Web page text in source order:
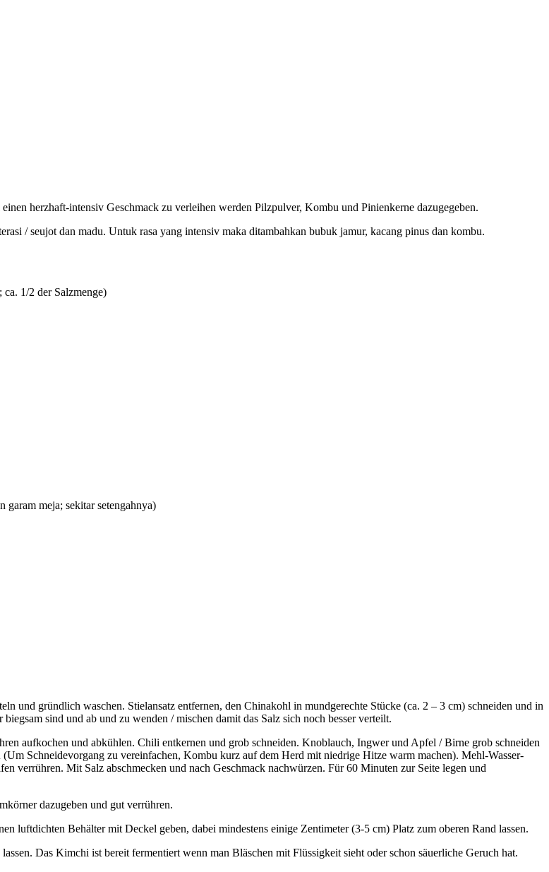
herzhaft-intensiv Geschmack zu verleihen werden Pilzpulver, Kombu und Pinienkerne dazugegeben.
/ seujot dan madu. Untuk rasa yang intensiv maka ditambahkan bubuk jamur, kacang pinus dan kombu.
1/2 der Salzmenge)
meja; sekitar setengahnya)
und gründlich waschen. Stielansatz entfernen, den Chinakohl in mundgerechte Stücke (ca. 2 – 3 cm) schneiden und in
sind und ab und zu wenden / mischen damit das Salz sich noch besser verteilt.
aufkochen und abkühlen. Chili entkernen und grob schneiden. Knoblauch, Ingwer und Apfel / Birne grob schneiden
Schneidevorgang zu vereinfachen, Kombu kurz auf dem Herd mit niedrige Hitze warm machen). Mehl-Wasser-
verrühren. Mit Salz abschmecken und nach Geschmack nachwürzen. Für 60 Minuten zur Seite legen und
dazugeben und gut verrühren.
Behälter mit Deckel geben, dabei mindestens einige Zentimeter (3-5 cm) Platz zum oberen Rand lassen.
Das Kimchi ist bereit fermentiert wenn man Bläschen mit Flüssigkeit sieht oder schon säuerliche Geruch hat.